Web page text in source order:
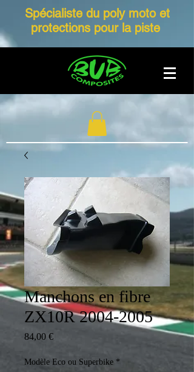
Spécialiste du poly moto et
protections pour la piste
Manchons en fibre
ZX10R 2004-2005
84,00 €Prix
Modèle Eco ou Superbike *